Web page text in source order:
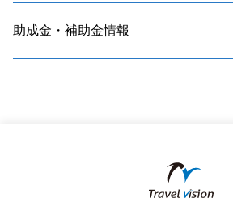
助成金・補助金情報